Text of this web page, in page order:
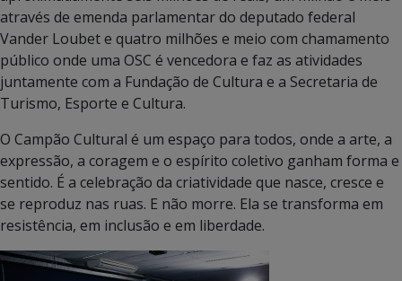
através de emenda parlamentar do deputado federal
Vander Loubet e quatro milhões e meio com chamamento
público onde uma OSC é vencedora e faz as atividades
juntamente com a Fundação de Cultura e a Secretaria de
Turismo, Esporte e Cultura.
O Campão Cultural é um espaço para todos, onde a arte, a
expressão, a coragem e o espírito coletivo ganham forma e
sentido. É a celebração da criatividade que nasce, cresce e
se reproduz nas ruas. E não morre. Ela se transforma em
resistência, em inclusão e em liberdade.